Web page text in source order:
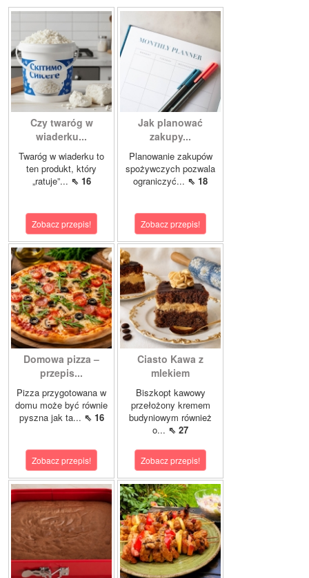
Czy twaróg w
wiaderku...
Twaróg w wiaderku to
ten produkt, który
„ratuje”... ⇖ 16
Zobacz przepis!
Jak planować
zakupy...
Planowanie zakupów
spożywczych pozwala
ograniczyć... ⇖ 18
Zobacz przepis!
Domowa pizza –
przepis...
Pizza przygotowana w
domu może być równie
pyszna jak ta... ⇖ 16
Zobacz przepis!
Ciasto Kawa z
mlekiem
Biszkopt kawowy
przełożony kremem
budyniowym również
o... ⇖ 27
Zobacz przepis!